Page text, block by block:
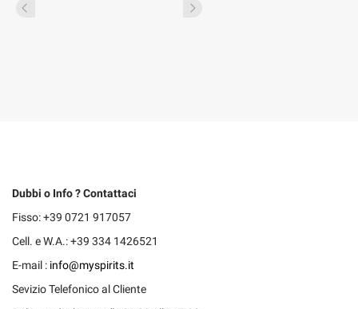
Dubbi o Info ? Contattaci
Fisso: +39 0721 917057
Cell. e W.A.: +39 334 1426521
E-mail : info@myspirits.it
Sevizio Telefonico al Cliente